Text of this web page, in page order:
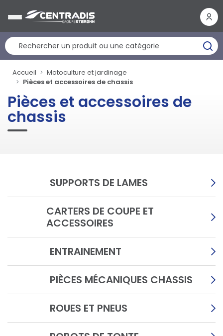
Accueil
Motoculture et jardinage
Pièces et accessoires de chassis
Pièces et accessoires de
chassis
SUPPORTS DE LAMES
CARTERS DE COUPE ET
ACCESSOIRES
ENTRAINEMENT
PIÈCES MÉCANIQUES CHASSIS
ROUES ET PNEUS